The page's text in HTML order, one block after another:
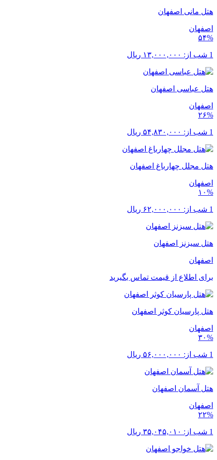
هتل مانی اصفهان
اصفهان
۵۴%
1 شب از: ۱۳,۰۰۰,۰۰۰ ریال
هتل عباسی اصفهان
اصفهان
۲۶%
1 شب از: ۵۴,۸۳۰,۰۰۰ ریال
هتل مجلل چهارباغ اصفهان
اصفهان
۱۰%
1 شب از: ۶۲,۰۰۰,۰۰۰ ریال
هتل سیزنز اصفهان
اصفهان
برای اطلاع از قیمت تماس بگیرید
هتل پارسیان کوثر اصفهان
اصفهان
۳۰%
1 شب از: ۵۶,۰۰۰,۰۰۰ ریال
هتل آسمان اصفهان
اصفهان
۲۲%
1 شب از: ۳۵,۰۴۵,۰۱۰ ریال